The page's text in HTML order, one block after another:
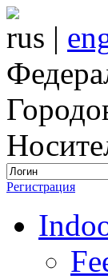
rus |
Регистрация